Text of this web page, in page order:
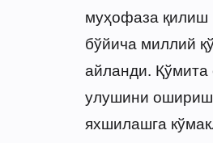
муҳофаза қилиш
бўйича миллий
айланди. Қўмита
улушини
яхшилашга